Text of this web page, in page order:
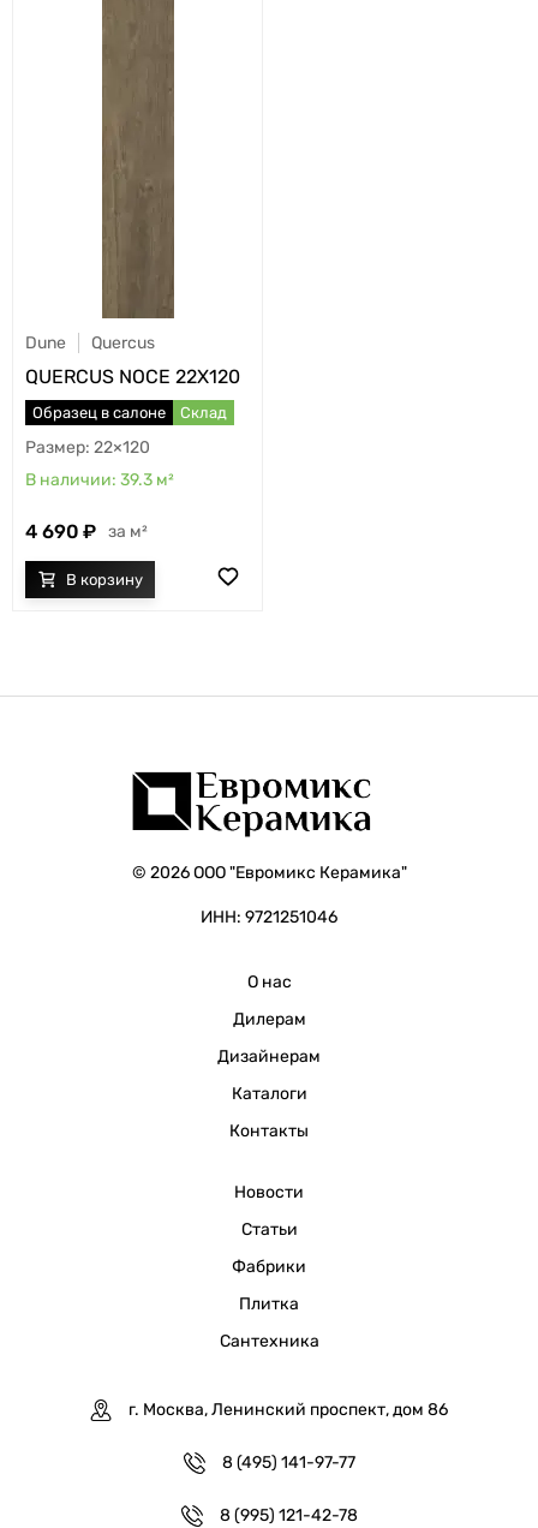
Dune Quercus
QUERCUS NOCE 22X120
Образец в салоне Склад
22×120
39.3 м²
4 690 м²
© 2026 ООО "Евромикс Керамика"
ИНН: 9721251046
О нас
Дилерам
Дизайнерам
Каталоги
Контакты
Новости
Статьи
Фабрики
Плитка
Сантехника
г. Москва, Ленинский проспект, дом 86
8 (495) 141-97-77
8 (995) 121-42-78